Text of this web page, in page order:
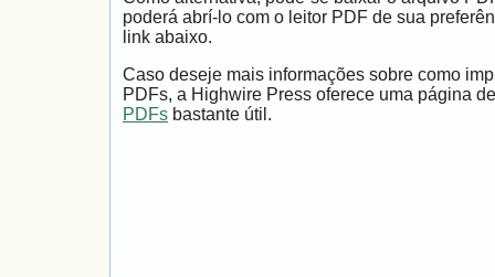
poderá abrí-lo com o leitor PDF de sua
link abaixo.
Caso deseje mais informações sobre como
PDFs, a Highwire Press oferece uma página
PDFs bastante útil.